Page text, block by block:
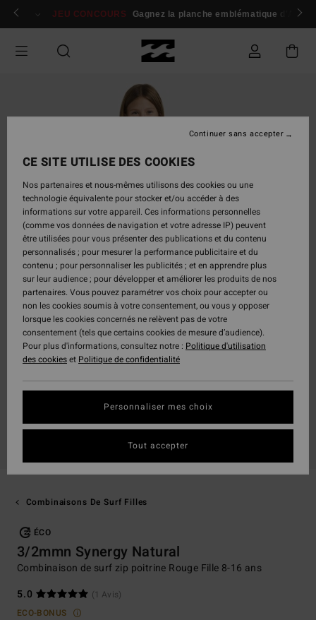
Passer
Se connecter / s'inscrire
JEU CONCOURS Gagnez la planche emblématique d'Andy
Combinaisons De Surf Filles
ÉCO
3/2mmn Synergy Natural
Combinaison de surf zip poitrine Rouge Fille 8-16 ans
5.0
(1 Avis)
ECO-BONUS
CE SITE UTILISE DES COOKIES
Nos partenaires et nous-mêmes utilisons des cookies ou une
technologie équivalente pour stocker et/ou accéder à des
informations sur votre appareil. Ces informations personnelles
(comme vos données de navigation et votre adresse IP) peuvent
être utilisées pour vous présenter des publications et du contenu
personnalisés ; pour mesurer la performance publicitaire et du
contenu ; pour personnaliser les publicités ; et en apprendre plus
sur leur audience ; pour développer et améliorer les produits de nos
partenaires. Vous pouvez paramétrer vos choix pour accepter ou
non les cookies soumis à votre consentement, ou vous y opposer
lorsque les cookies concernés ne relèvent pas de votre
consentement (tels que certains cookies de mesure d’audience).
Pour plus d'informations, consultez notre : Politique d'utilisation
des cookieset Politique de confidentialité
Personnaliser mes choix
Continuer sans accepter
Tout accepter